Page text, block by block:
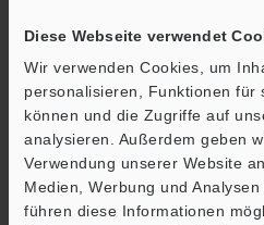
Diese Webseite verwendet
Wir verwenden Cookies, um
personalisieren, Funktionen für
können und die Zugriffe auf
analysieren. Außerdem geben
Verwendung unserer Website
Medien, Werbung und
führen diese Informationen
CAD / CAE
Handbücher
Software
Fragen
Terminwunsch